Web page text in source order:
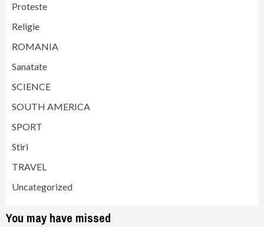
Proteste
Religie
ROMANIA
Sanatate
SCIENCE
SOUTH AMERICA
SPORT
Stiri
TRAVEL
Uncategorized
You may have missed